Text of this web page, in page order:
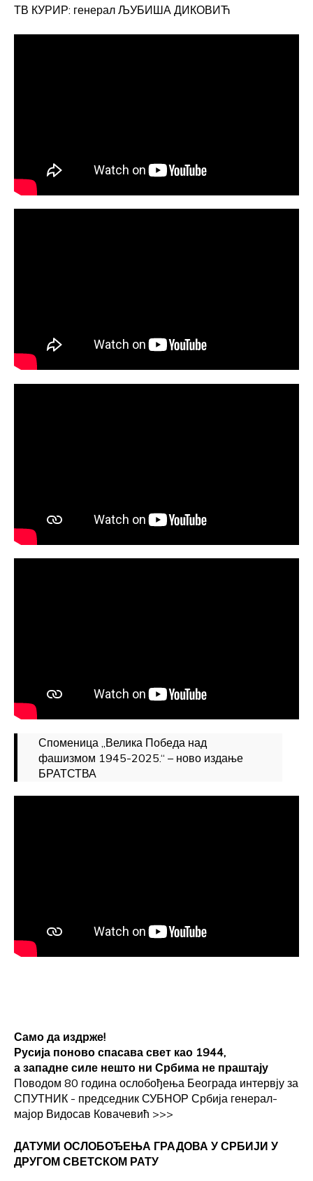
ТВ КУРИР: генерал ЉУБИША ДИКОВИЋ
Споменица „Велика Победа над
фашизмом 1945-2025.“ – ново издање
БРАТСТВА
Само да издрже!
Русија поново спасава свет као 1944,
а западне силе нешто ни Србима не праштају
Поводом 80 година ослобођења Београда интервју за
СПУТНИК - председник СУБНОР Србија генерал-
мајор Видосав Ковачевић >>>
ДАТУМИ ОСЛОБОЂЕЊА ГРАДОВА У СРБИЈИ У
ДРУГОМ СВЕТСКОМ РАТУ